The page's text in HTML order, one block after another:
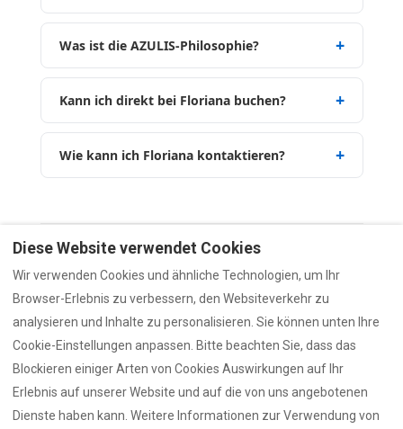
Was ist die AZULIS-Philosophie?
Kann ich direkt bei Floriana buchen?
Wie kann ich Floriana kontaktieren?
HOMEPRESSEMARKEAZULIS
Nicht gefunden, wonach Sie gesucht haben?
Kontaktieren Sie uns über unser Kontaktformular
oder schreiben Sie uns direkt aufWhatsApp.
Zuletzt aktualisiert: 10. Januar 2026 — verifiziert durch das
Rental12 Team.
Diese Website verwendet Cookies
Wir verwenden Cookies und ähnliche Technologien, um Ihr
Browser-Erlebnis zu verbessern, den Websiteverkehr zu
analysieren und Inhalte zu personalisieren. Sie können unten Ihre
Cookie-Einstellungen anpassen. Bitte beachten Sie, dass das
Blockieren einiger Arten von Cookies Auswirkungen auf Ihr
Erlebnis auf unserer Website und auf die von uns angebotenen
Dienste haben kann. Weitere Informationen zur Verwendung von